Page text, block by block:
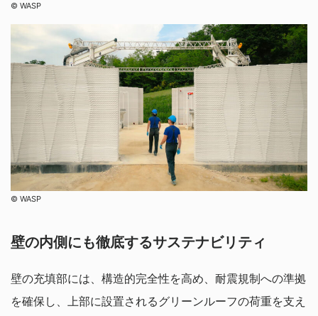
©︎ WASP
©︎ WASP
壁の内側にも徹底するサステナビリティ
壁の充填部には、構造的完全性を高め、耐震規制への準拠
を確保し、上部に設置されるグリーンルーフの荷重を支え